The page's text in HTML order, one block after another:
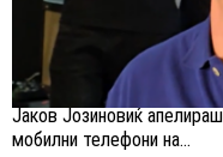
Јаков Јозиновиќ
мобилни телефони на...